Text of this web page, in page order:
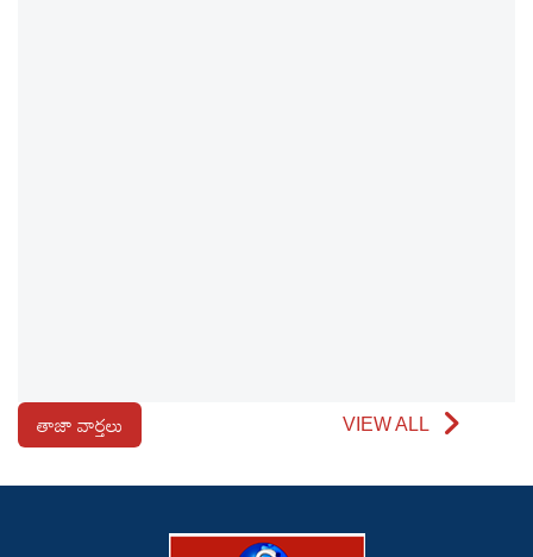
తాజా వార్తలు VIEW ALL